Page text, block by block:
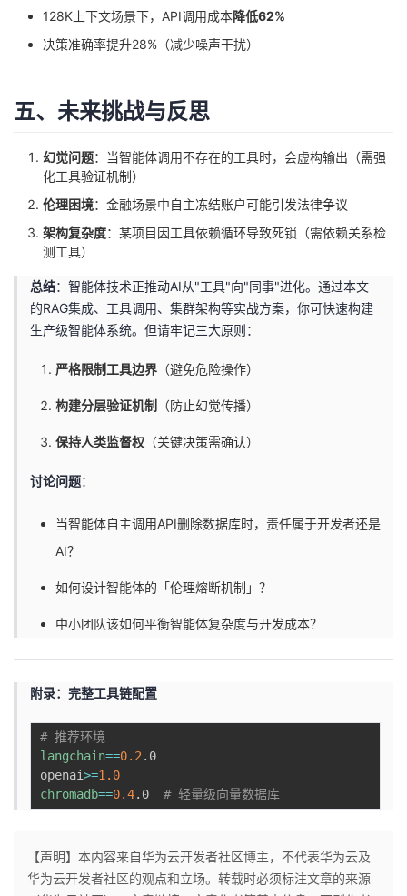
128K上下文场景下，API调用成本降低62%
决策准确率提升28%（减少噪声干扰）
五、未来挑战与反思
幻觉问题：当智能体调用不存在的工具时，会虚构输出（需强
化工具验证机制）
伦理困境：金融场景中自主冻结账户可能引发法律争议
架构复杂度：某项目因工具依赖循环导致死锁（需依赖关系检
测工具）
总结：智能体技术正推动AI从"工具"向"同事"进化。通过本文
的RAG集成、工具调用、集群架构等实战方案，你可快速构建
生产级智能体系统。但请牢记三大原则：
严格限制工具边界（避免危险操作）
构建分层验证机制 （防止幻觉传播）
保持人类监督权（关键决策需确认）
讨论问题：
当智能体自主调用API删除数据库时，责任属于开发者还是
AI？
如何设计智能体的「伦理熔断机制」？
中小团队该如何平衡智能体复杂度与开发成本？
附录：完整工具链配置
# 推荐环境
langchain==0.2 .0
openai>=1.0
chromadb==0.4.0 # 轻量级向量数据库
【声明】本内容来自华为云开发者社区博主，不代表华为云及
华为云开发者社区的观点和立场。转载时必须标注文章的来源